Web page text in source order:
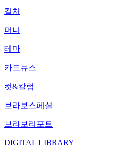
컬처
머니
테마
카드뉴스
컷&칼럼
브라보스페셜
브라보리포트
DIGITAL LIBRARY